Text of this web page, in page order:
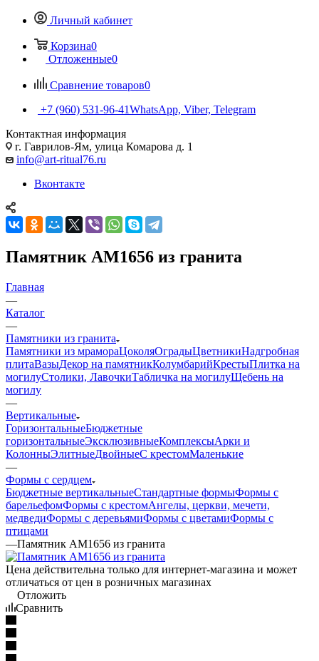
Личный кабинет
Корзина0
Отложенные0
Сравнение товаров0
+7 (960) 531-96-41WhatsApp, Viber, Telegram
Контактная информация
г. Гаврилов-Ям, улица Комарова д. 1
info@art-ritual76.ru
Вконтакте
Памятник AM1656 из гранита
Главная
—
Каталог
—
Памятники из гранита
Памятники из мрамораЦоколяОградыЦветникиНадгробная
плитаВазыДекор на памятникКолумбарийКрестыПлитка на
могилуСтолики, ЛавочкиТабличка на могилуЩебень на
могилу
—
Вертикальные
ГоризонтальныеБюджетные
горизонтальныеЭксклюзивныеКомплексыАрки и
КолонныЭлитныеДвойныеС крестомМаленькие
—
Формы с сердцем
Бюджетные вертикальныеСтандартные формыФормы с
барельефомФормы с крестомАнгелы, церкви, мечети,
медведиФормы с деревьямиФормы с цветамиФормы с
птицами
—Памятник AM1656 из гранита
Цена действительна только для интернет-магазина и может
отличаться от цен в розничных магазинах
Отложить
Сравнить